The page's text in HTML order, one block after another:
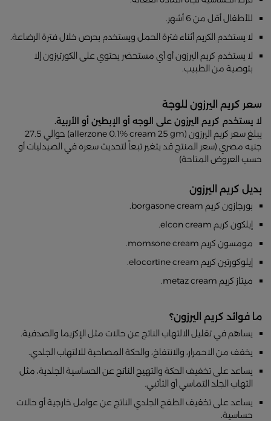
للأطفال أقل من 6 أشهر.
لا يستخدم الكريم أثناء فترة الحمل ويستخدم بحرص خلال فترة الرضاعة.
لا يستخدم كريم اليرزون أو أي مستحضر يحتوي على الكورتيزون إلا
بتوصية من الطبيب.
سعر كريم اليرزون للوجة
لا يستخدم كريم اليرزون على الوجه أو الإبطين أو الأربية.
يبلغ سعر كريم اليرزون (allerzone 0.1% cream 25 gm) حوالي 27.5
جنيه مصري (سعر المنتج قد يتغير تبعاً لتحديث سعره في الصيدليات أو
حسب العروض المتاحة)
بديل كريم اليرزون
بورجازون كريم borgasone cream.
إيلكون كريم elcon cream.
مومسون كريم momsone cream.
إيلوكورتين كريم elocortine cream.
ميتاز كريم metaz cream.
ما فوائد كريم اليرزون؟
يساهم في تقليل الالتهاب الناتج عن حالات مثل الإكزيما والصدفية.
يخفف من الاحمرار، والانتفاخ، والحكة المصاحبة للالتهاب الجلدي.
يساعد على تخفيف الحكة والتهيج الناتج عن الحساسية الجلدية، مثل
التهاب الجلد التماسي أو التأتبي.
يساعد على تخفيف الطفح الجلدي الناتج عن عوامل خارجية أو حالات
حساسية.